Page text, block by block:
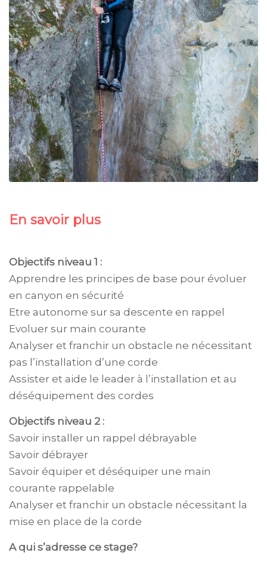
En savoir plus
Objectifs niveau 1 :
Apprendre les principes de base pour évoluer
en canyon en sécurité
Etre autonome sur sa descente en rappel
Evoluer sur main courante
Analyser et franchir un obstacle ne nécessitant
pas l’installation d’une corde
Assister et aide le leader à l’installation et au
déséquipement des cordes
Objectifs niveau 2 :
Savoir installer un rappel débrayable
Savoir débrayer
Savoir équiper et déséquiper une main
courante rappelable
Analyser et franchir un obstacle nécessitant la
mise en place de la corde
A qui s’adresse ce stage?